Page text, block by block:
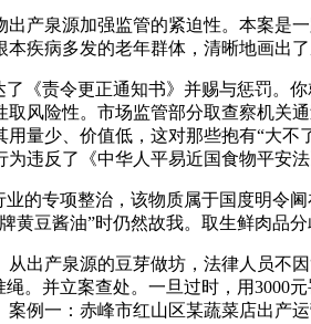
泉源加强监管的紧迫性。本案是一
疾病多发的老年群体，清晰地画出
责令更正通知书》并赐与惩罚。
风险性。市场监管部分取查察机关
量少、价值低，这对那些抱有“大
违反了《中华人平易近国食物平安
专项整治，该物质属于国度明令
黄豆酱油”时仍然故我。取生鲜肉品
产泉源的豆芽做坊，法律人员不因
。并立案查处。一旦过时，用
例一：赤峰市红山区某蔬菜店出产